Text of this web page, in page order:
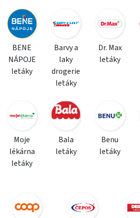
BENE
NÁPOJE
letáky
Barvy a
laky
drogerie
letáky
Dr. Max
letáky
Moje
lékárna
letáky
Bala
letáky
Benu
letáky